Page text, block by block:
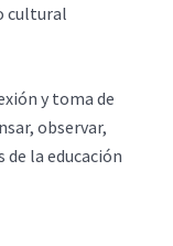
cultural
y toma de
observar,
la educación